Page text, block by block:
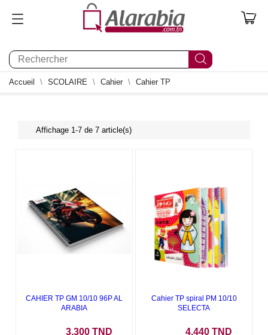
0
Accueil SCOLAIRE Cahier Cahier TP
Affichage 1-7 de 7 article(s)
CAHIER TP GM 10/10 96P AL
ARABIA
3,300 TND
Cahier TP spiral PM 10/10
SELECTA
4,440 TND